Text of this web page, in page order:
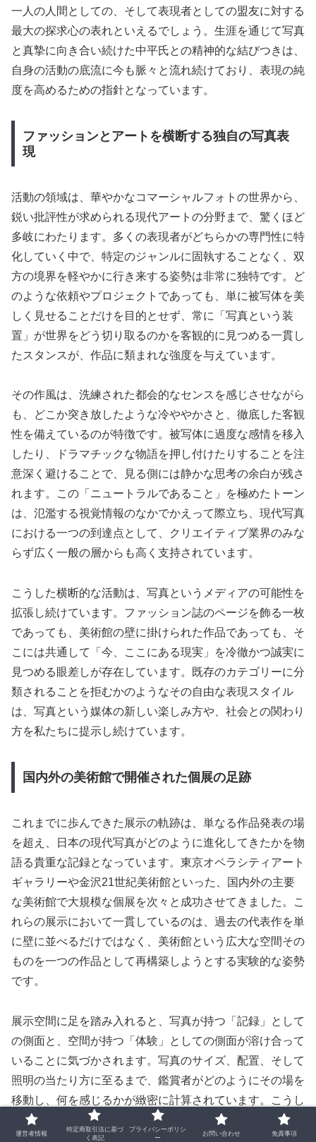
一人の人間としての、そして表現者としての盟友に対する
最大の探求心の表れといえるでしょう。生涯を通じて写真
と真摯に向き合い続けた中平氏との精神的な結びつきは、
自身の活動の底流に今も脈々と流れ続けており、表現の純
度を高めるための指針となっています。
ファッションとアートを横断する独自の写真表
現
活動の領域は、華やかなコマーシャルフォトの世界から、
鋭い批評性が求められる現代アートの分野まで、驚くほど
多岐にわたります。多くの表現者がどちらかの専門性に特
化していく中で、特定のジャンルに固執することなく、双
方の境界を軽やかに行き来する姿勢は非常に独特です。ど
のような依頼やプロジェクトであっても、単に被写体を美
しく見せることだけを目的とせず、常に「写真という装
置」が世界をどう切り取るのかを客観的に見つめる一貫し
たスタンスが、作品に類まれな強度を与えています。
その作風は、洗練された都会的なセンスを感じさせながら
も、どこか突き放したような冷ややかさと、徹底した客観
性を備えているのが特徴です。被写体に過度な感情を移入
したり、ドラマチックな物語を押し付けたりすることを注
意深く避けることで、見る側には静かな思考の余白が残さ
れます。この「ニュートラルであること」を極めたトーン
は、氾濫する視覚情報のなかでかえって際立ち、現代写真
における一つの到達点として、クリエイティブ業界のみな
らず広く一般の層からも高く支持されています。
こうした横断的な活動は、写真というメディアの可能性を
拡張し続けています。ファッション誌のページを飾る一枚
であっても、美術館の壁に掛けられた作品であっても、そ
こには共通して「今、ここにある現実」を冷徹かつ誠実に
見つめる眼差しが存在しています。既存のカテゴリーに分
類されることを拒むかのようなその自由な表現スタイル
は、写真という媒体の新しい楽しみ方や、社会との関わり
方を私たちに提示し続けています。
国内外の美術館で開催された個展の足跡
これまでに歩んできた展示の軌跡は、単なる作品発表の場
を超え、日本の現代写真がどのように進化してきたかを物
語る貴重な記録となっています。東京オペラシティアート
ギャラリーや金沢21世紀美術館といった、国内外の主要
な美術館で大規模な個展を次々と成功させてきました。こ
れらの展示において一貫しているのは、過去の代表作を単
に壁に並べるだけではなく、美術館という広大な空間その
ものを一つの作品として再構築しようとする実験的な姿勢
です。
展示空間に足を踏み入れると、写真が持つ「記録」として
の側面と、空間が持つ「体験」としての側面が溶け合って
いることに気づかされます。写真のサイズ、配置、そして
照明の当たり方に至るまで、鑑賞者がどのようにその場を
移動し、何を感じるかが緻密に計算されています。こうし
た手法は、二次元の紙に定着された静止画という枠組みを
押し広げ、観る者が作品の一部となるような、写真の新し
運営者情報
特定商取引法に基づ
く表記
プライバシーポリシ
ー
お問い合わせ 免責事項